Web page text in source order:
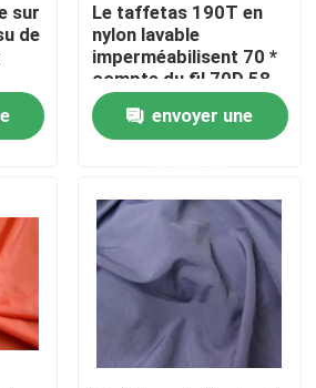
sur
de
Le taffetas 190T en
nylon lavable
imperméabilisent 70 *
compte du fil 70D 58
GM/M
envoyer une